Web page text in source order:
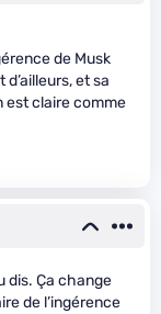
de Musk
et sa
est claire comme
dis. Ça change
de l’ingérence